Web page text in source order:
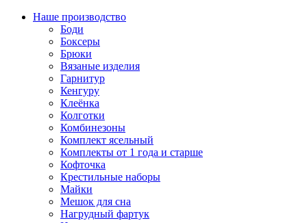
Наше производство
Боди
Боксеры
Брюки
Вязаные изделия
Гарнитур
Кенгуру
Клеёнка
Колготки
Комбинезоны
Комплект ясельный
Комплекты от 1 года и старше
Кофточка
Крестильные наборы
Майки
Мешок для сна
Нагрудный фартук